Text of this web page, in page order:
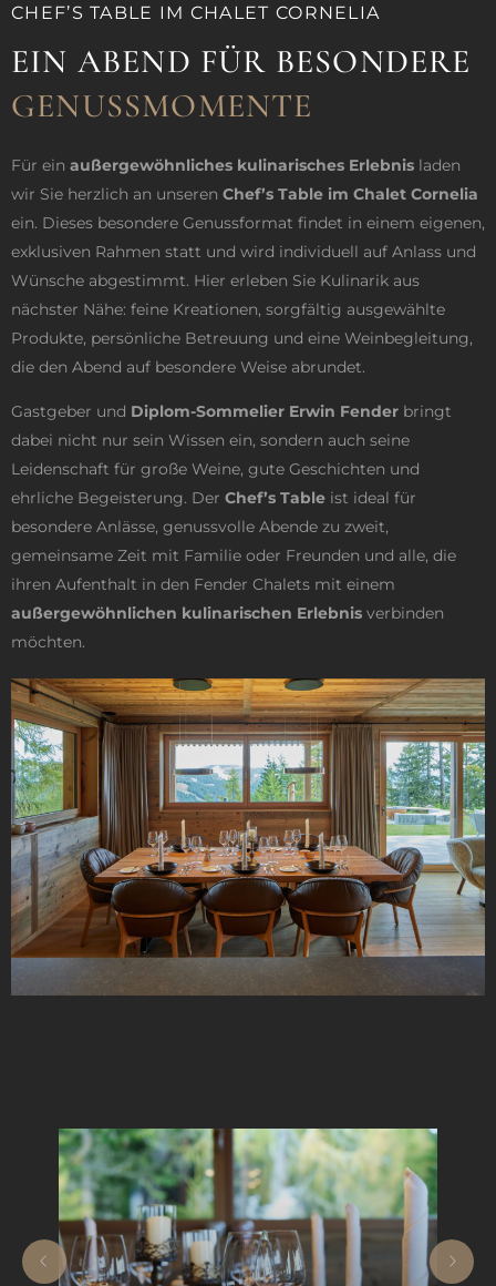
CHEF’S TABLE IM CHALET CORNELIA
EIN ABEND FÜR BESONDERE
GENUSSMOMENTE
Für ein außergewöhnliches kulinarisches Erlebnis laden
wir Sie herzlich an unseren Chef’s Table im Chalet Cornelia
ein. Dieses besondere Genussformat findet in einem eigenen,
exklusiven Rahmen statt und wird individuell auf Anlass und
Wünsche abgestimmt. Hier erleben Sie Kulinarik aus
nächster Nähe: feine Kreationen, sorgfältig ausgewählte
Produkte, persönliche Betreuung und eine Weinbegleitung,
die den Abend auf besondere Weise abrundet.
Gastgeber und Diplom-Sommelier Erwin Fender bringt
dabei nicht nur sein Wissen ein, sondern auch seine
Leidenschaft für große Weine, gute Geschichten und
ehrliche Begeisterung. Der Chef’s Table ist ideal für
besondere Anlässe, genussvolle Abende zu zweit,
gemeinsame Zeit mit Familie oder Freunden und alle, die
ihren Aufenthalt in den Fender Chalets mit einem
außergewöhnlichen kulinarischen Erlebnis verbinden
möchten.